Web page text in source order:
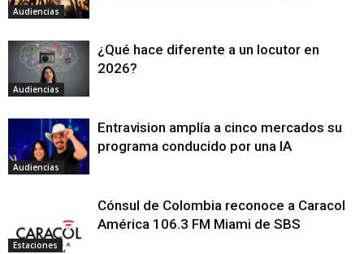
Audiencias
Audiencias
¿Qué hace diferente a un locutor en
2026?
Audiencias
Entravision amplía a cinco mercados su
programa conducido por una IA
Estaciones
Cónsul de Colombia reconoce a Caracol
América 106.3 FM Miami de SBS